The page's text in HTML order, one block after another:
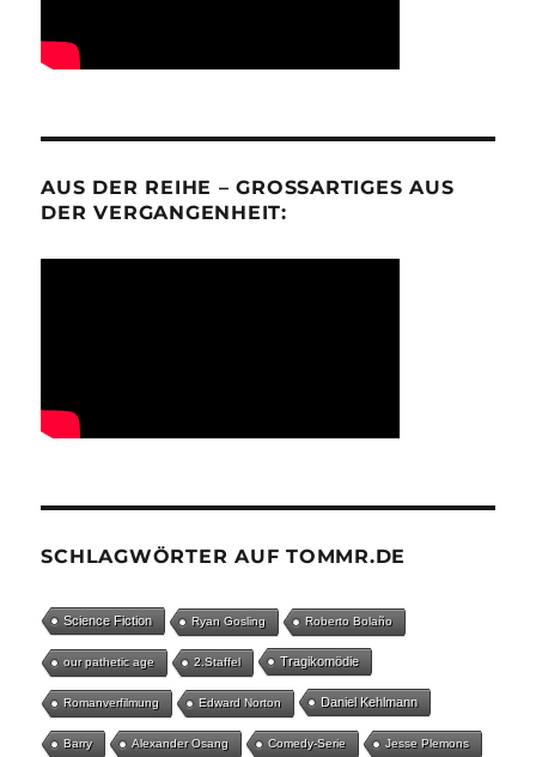
AUS DER REIHE – GROSSARTIGES AUS D
ER VERGANGENHEIT:
SCHLAGWÖRTER AUF TOMMR.DE
Science Fiction Ryan Gosling Roberto Bolaño
our pathetic age 2.Staffel Tragikomödie
Romanverfilmung Edward Norton Daniel Kehlmann
Barry Alexander Osang Comedy-Serie Jesse Plemons